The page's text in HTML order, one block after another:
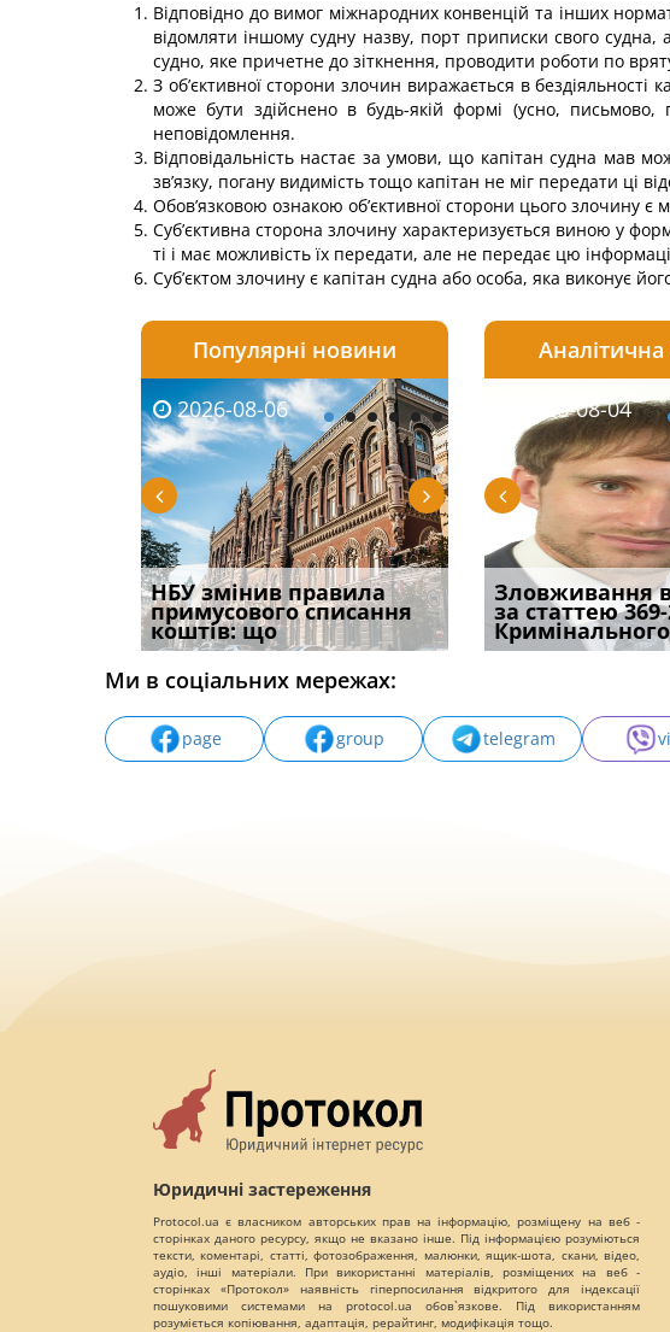
Відповідно до вимог міжнародних конвенцій та інших
відомляти іншому судну назву, порт приписки свого
судно, яке причетне до зіткнення, проводити роботи по
З об’єктивної сторони злочин виражається в
може бути здійснено в будь-якій формі (усно,
неповідомлення.
Відповідальність настає за умови, що капітан судна мав
зв’язку, погану видимість тощо капітан не міг передати ці
Обов’язковою ознакою об’єктивної сторони цього злочину є
Суб’єктивна сторона злочину характеризується виною у
ті і має можливість їх передати, але не передає цю
Суб’єктом злочину є капітан судна або особа, яка виконує
Популярні новини
2026-08-06
НБУ змінив правила
примусового списання
коштів: що
2026-08-06
Якщо суд
відшкодування
наявніс
Аналітична
2026-08-03
Водії можуть отримати
компенсацію за
незаконні дії
2026-08-04
Зловживання
за статтею
Кримінального
2026-08-05
Особливості
Ми в соціальних мережах:
page group telegram
Юридичні застереження
Protocol.ua є власником авторських прав на інформацію, розміщену на веб -
сторінках даного ресурсу, якщо не вказано інше. Під інформацією розуміються
тексти, коментарі, статті, фотозображення, малюнки, ящик-шота, скани, відео,
аудіо, інші матеріали. При використанні матеріалів, розміщених на веб -
сторінках «Протокол» наявність гіперпосилання відкритого для індексації
пошуковими системами на protocol.ua обов`язкове. Під використанням
розуміється копіювання, адаптація, рерайтинг, модифікація тощо.